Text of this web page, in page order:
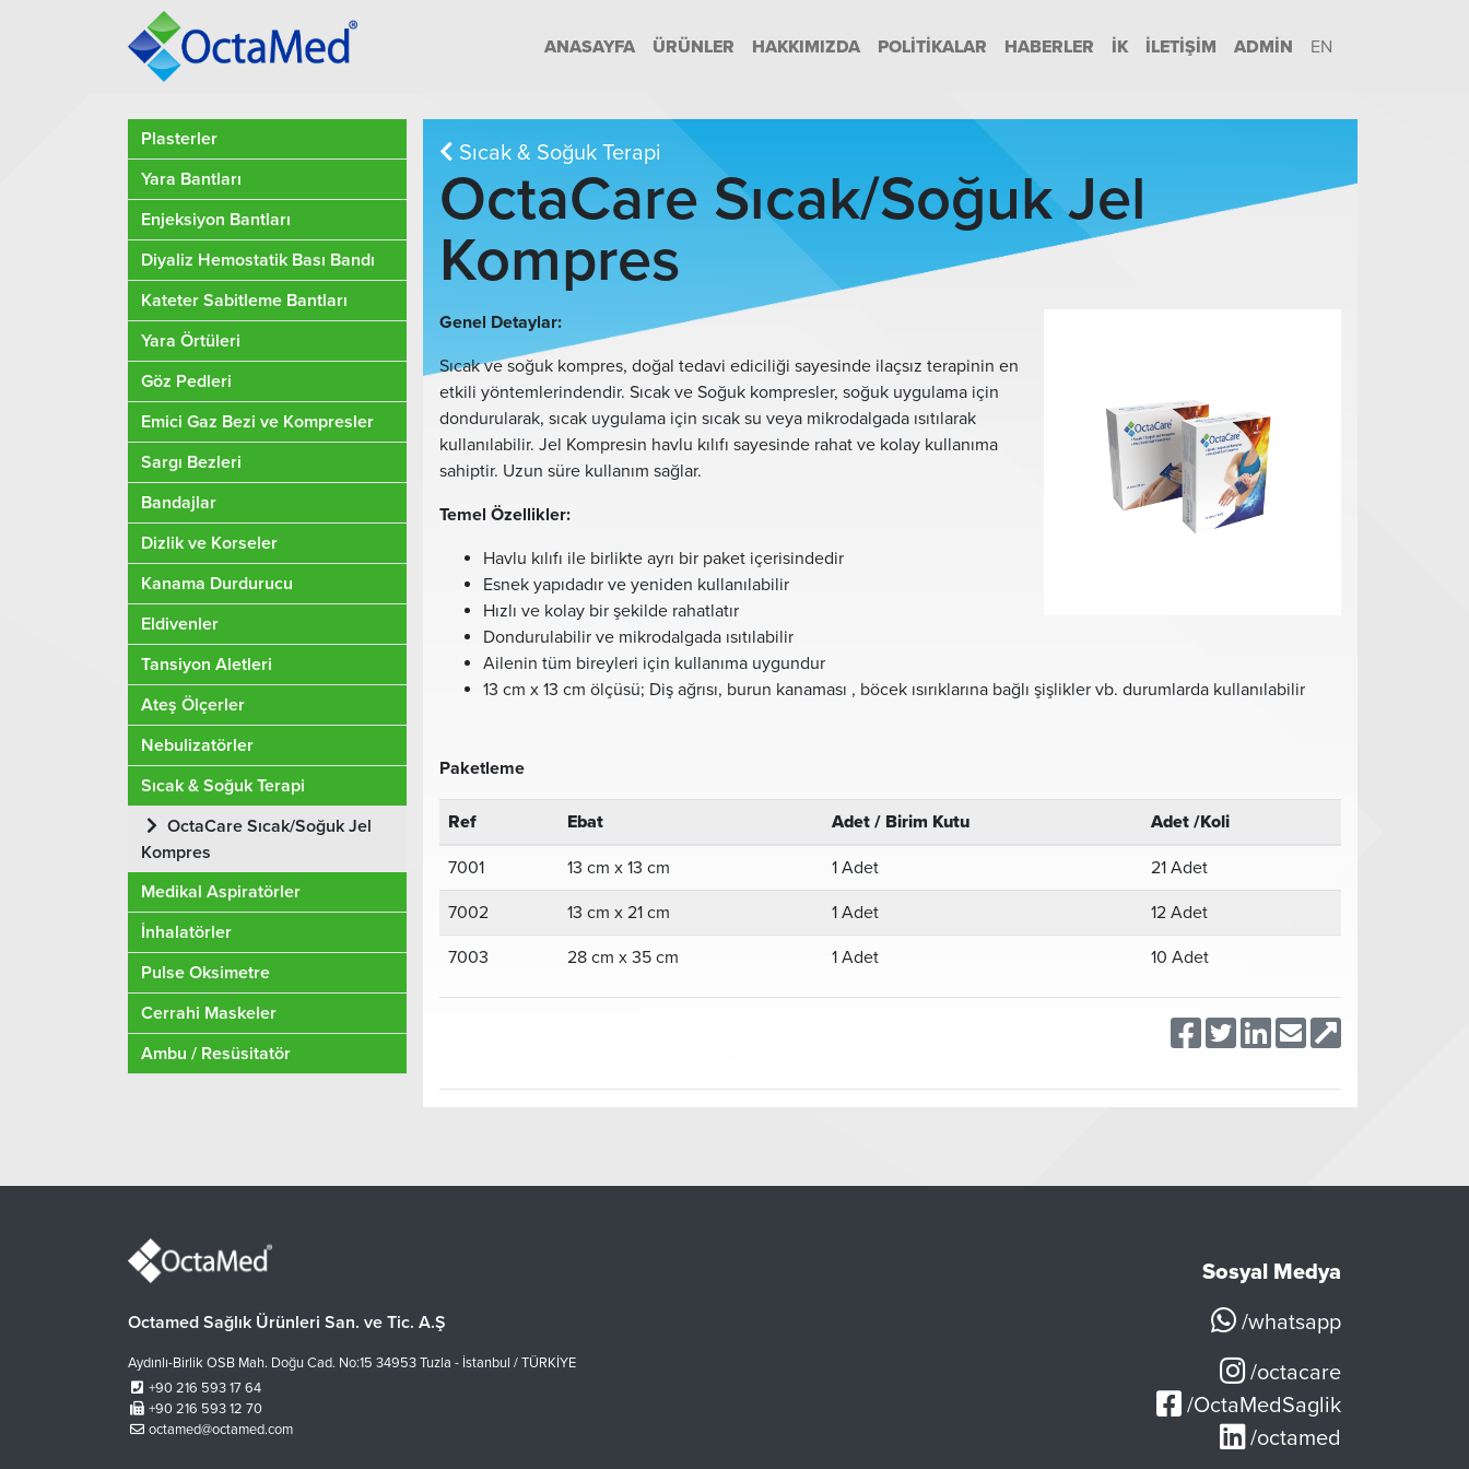
ANASAYFA ÜRÜNLER HAKKIMIZDA POLITIKALAR HABERLER İK İLETIŞIM ADMIN EN
Sıcak & Soğuk Terapi
OctaCare Sıcak/Soğuk Jel
Kompres
Genel Detaylar:
Sıcak ve soğuk kompres, doğal tedavi ediciliği sayesinde ilaçsız terapinin en
etkili yöntemlerindendir. Sıcak ve Soğuk kompresler, soğuk uygulama için
dondurularak, sıcak uygulama için sıcak su veya mikrodalgada ısıtılarak
kullanılabilir. Jel Kompresin havlu kılıfı sayesinde rahat ve kolay kullanıma
sahiptir. Uzun süre kullanım sağlar.
Temel Özellikler:
Havlu kılıfı ile birlikte ayrı bir paket içerisindedir
Esnek yapıdadır ve yeniden kullanılabilir
Hızlı ve kolay bir şekilde rahatlatır
Dondurulabilir ve mikrodalgada ısıtılabilir
Ailenin tüm bireyleri için kullanıma uygundur
13 cm x 13 cm ölçüsü; Diş ağrısı, burun kanaması , böcek ısırıklarına bağlı şişlikler vb. durumlarda kullanılabilir
Paketleme
Ref Ebat Adet / Birim Kutu Adet /Koli
7001 13 cm x 13 cm 1 Adet 21 Adet
7002 13 cm x 21 cm 1 Adet 12 Adet
7003 28 cm x 35 cm 1 Adet 10 Adet
Plasterler
Yara Bantları
Enjeksiyon Bantları
Diyaliz Hemostatik Bası Bandı
Kateter Sabitleme Bantları
Yara Örtüleri
Göz Pedleri
Emici Gaz Bezi ve Kompresler
Sargı Bezleri
Bandajlar
Dizlik ve Korseler
Kanama Durdurucu
Eldivenler
Tansiyon Aletleri
Ateş Ölçerler
Nebulizatörler
Sıcak & Soğuk Terapi
OctaCare Sıcak/Soğuk Jel
Kompres
Medikal Aspiratörler
İnhalatörler
Pulse Oksimetre
Cerrahi Maskeler
Ambu / Resüsitatör
Octamed Sağlık Ürünleri San. ve Tic. A.Ş
Aydınlı-Birlik OSB Mah. Doğu Cad. No:15 34953 Tuzla - İstanbul / TÜRKİYE
+90 216 593 17 64
+90 216 593 12 70
octamed@octamed.com
Sosyal Medya
/whatsapp
/octacare
/OctaMedSaglik
/octamed